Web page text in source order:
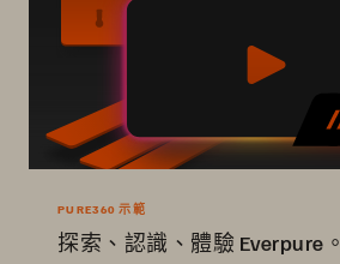
PURE360 示範
探索、認識、體驗 Everpure。